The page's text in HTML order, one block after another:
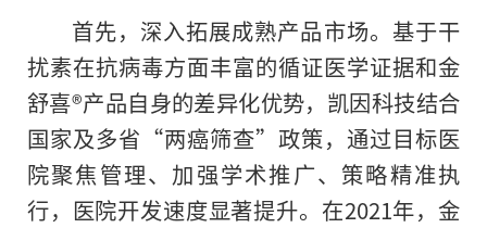
首先，深入拓展成熟产品市场。基于干
扰素在抗病毒方面丰富的循证医学证据和金
舒喜®产品自身的差异化优势，凯因科技结合
国家及多省“两癌筛查”政策，通过目标医
院聚焦管理、加强学术推广、策略精准执
行，医院开发速度显著提升。在2021年，金